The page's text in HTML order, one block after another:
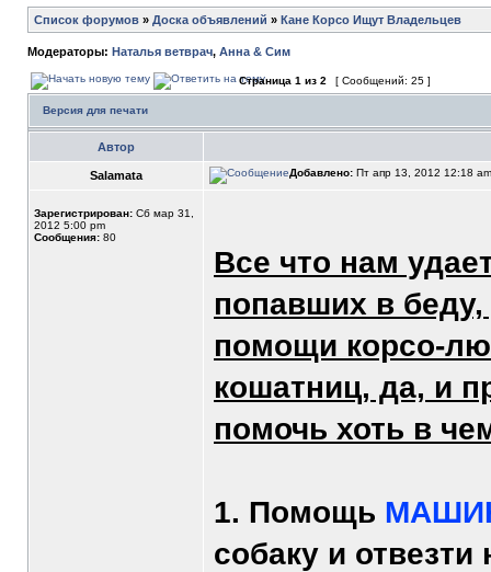
Список форумов » Доска объявлений » Кане Корсо Ищут Владельцев
Модераторы: Наталья ветврач, Анна & Сим
Страница 1 из 2 [ Сообщений: 25 ]
Версия для печати
Автор
Salamata Добавлено: Пт апр 13, 2012 12:18
Зарегистрирован: Сб мар 31,
2012 5:00 pm
Сообщения: 80
Все что нам
попавших в
помощи корсо-
кошатниц, да, и
помочь хоть в
1. Помощь
собаку и отвезти